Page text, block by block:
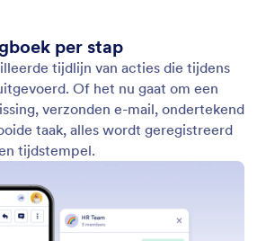
per stap
tijdlijn van acties die tijdens
Of het nu gaat om een
verzonden e-mail, ondertekend
taak, alles wordt geregistreerd
tijdstempel.